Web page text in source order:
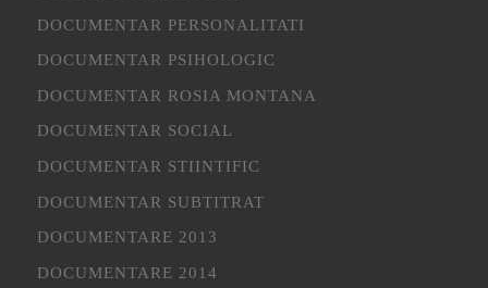
DOCUMENTAR PERSONALITATI
DOCUMENTAR PSIHOLOGIC
DOCUMENTAR ROSIA MONTANA
DOCUMENTAR SOCIAL
DOCUMENTAR STIINTIFIC
DOCUMENTAR SUBTITRAT
DOCUMENTARE 2013
DOCUMENTARE 2014